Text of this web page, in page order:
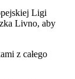
Ligi
Livno, aby
z całego